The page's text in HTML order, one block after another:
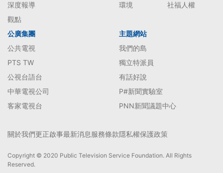
深度報導
觀點
環境
社福人權
公廣集團
公共電視
PTS TW
公視台語台
中華電視公司
客家電視台
主題網站
我們的島
獨立特派員
有話好說
P#新聞實驗室
PNN新聞議題中心
關於我們更正啟事最新消息服務條款隱私權保護政策
Copyright © 2020 Public Television Service Foundation. All Rights
Reserved.